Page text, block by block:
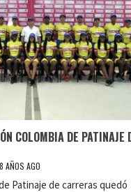
COLOMBIA DE PATINAJE
8 AÑOS AGO
Patinaje de carreras quedó